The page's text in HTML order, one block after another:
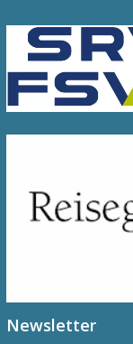
Newsletter